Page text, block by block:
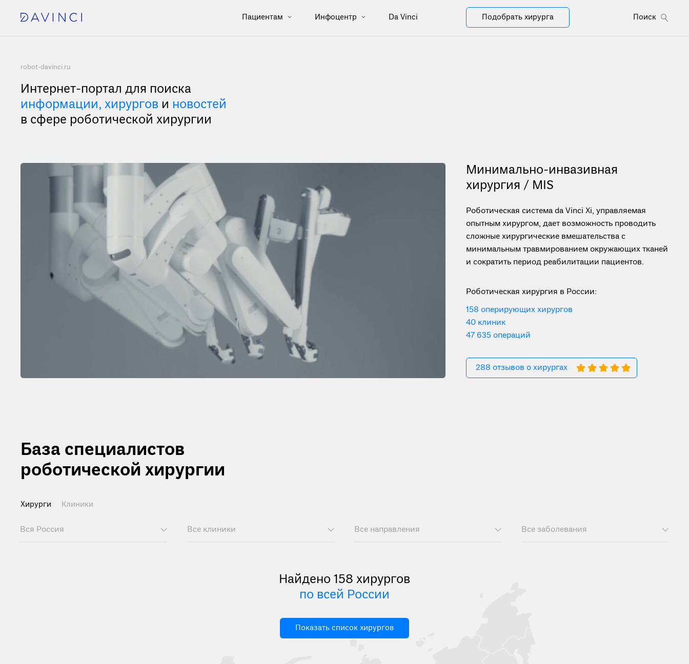
Пациентам Инфоцентр Da Vinci Подобрать хирурга Поиск
robot-davinci.ru
Интернет-портал для поиска
информации, хирургов и новостей
в сфере роботической хирургии
Минимально-инвазивная
хирургия / MIS
Роботическая система da Vinci Xi, управляемая
опытным хирургом, дает возможность проводить
сложные хирургические вмешательства с
минимальным травмированием окружающих тканей
и сократить период реабилитации пациентов.
Роботическая хирургия в России:
158 оперирующих хирургов
40 клиник
47 635 операций
288 отзывов о хирургах
База специалистов
роботической хирургии
Хирурги Клиники
Вся Россия Все клиники Все направления Все заболевания
Найдено 158 хирургов
по всей России
Показать список хирургов